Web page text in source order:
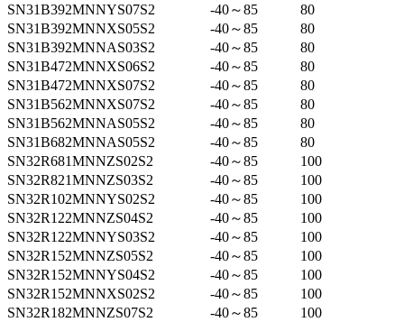
SN31B392MNNYS07S2
-40～85
80
SN31B392MNNXS05S2
-40～85
80
SN31B392MNNAS03S2
-40～85
80
SN31B472MNNXS06S2
-40～85
80
SN31B472MNNXS07S2
-40～85
80
SN31B562MNNXS07S2
-40～85
80
SN31B562MNNAS05S2
-40～85
80
SN31B682MNNAS05S2
-40～85
80
SN32R681MNNZS02S2
-40～85
100
SN32R821MNNZS03S2
-40～85
100
SN32R102MNNYS02S2
-40～85
100
SN32R122MNNZS04S2
-40～85
100
SN32R122MNNYS03S2
-40～85
100
SN32R152MNNZS05S2
-40～85
100
SN32R152MNNYS04S2
-40～85
100
SN32R152MNNXS02S2
-40～85
100
SN32R182MNNZS07S2
-40～85
100